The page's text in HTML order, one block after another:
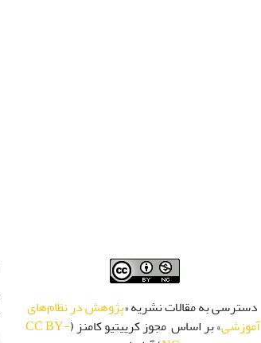
دسترسی به مقالات نشریه «پژوهش در نظام‌های
آموزشی» بر اساس مجوز کرییتیو کامنز (CC BY-